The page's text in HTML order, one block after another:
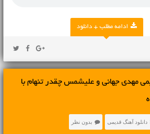
ادامه مطلب + دانلود
مهدی جهانی و علیشمس چقدر تنهام با
دانلود آهنگ قدیمی بدون نظر